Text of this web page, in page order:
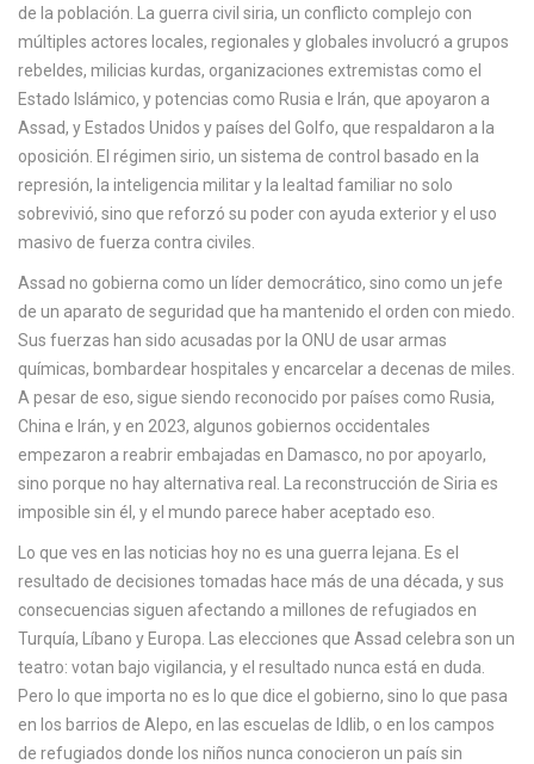
de la población.
La guerra civil siria, un conflicto complejo con
múltiples actores locales, regionales y globales involucró a grupos
rebeldes, milicias kurdas, organizaciones extremistas como el
Estado Islámico, y potencias como Rusia e Irán, que apoyaron a
Assad, y Estados Unidos y países del Golfo, que respaldaron a la
oposición. El régimen sirio, un sistema de control basado en la
represión, la inteligencia militar y la lealtad familiarno solo
sobrevivió, sino que reforzó su poder con ayuda exterior y el uso
masivo de fuerza contra civiles.
Assad no gobierna como un líder democrático, sino como un jefe
de un aparato de seguridad que ha mantenido el orden con miedo.
Sus fuerzas han sido acusadas por la ONU de usar armas
químicas, bombardear hospitales y encarcelar a decenas de miles.
A pesar de eso, sigue siendo reconocido por países como Rusia,
China e Irán, y en 2023, algunos gobiernos occidentales
empezaron a reabrir embajadas en Damasco, no por apoyarlo,
sino porque no hay alternativa real. La reconstrucción de Siria es
imposible sin él, y el mundo parece haber aceptado eso.
Lo que ves en las noticias hoy no es una guerra lejana. Es el
resultado de decisiones tomadas hace más de una década, y sus
consecuencias siguen afectando a millones de refugiados en
Turquía, Líbano y Europa. Las elecciones que Assad celebra son un
teatro: votan bajo vigilancia, y el resultado nunca está en duda.
Pero lo que importa no es lo que dice el gobierno, sino lo que pasa
en los barrios de Alepo, en las escuelas de Idlib, o en los campos
de refugiados donde los niños nunca conocieron un país sin